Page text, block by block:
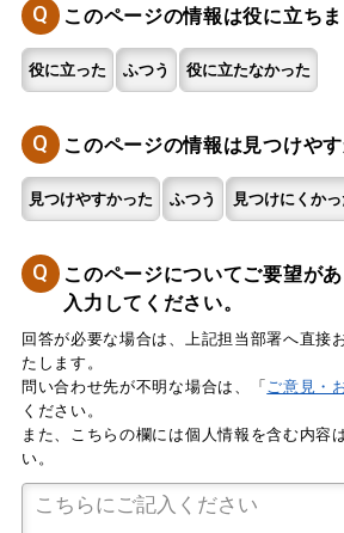
Q このページの情報は役に立ち
役に立った ふつう 役に立たなかった
Q このページの情報は見つけや
見つけやすかった ふつう 見つけにくかっ
Q
このページについてご要望が
入力してください。
回答が必要な場合は、上記担当部署へ直接
たします。
問い合わせ先が不明な場合は、「 ご意見・
ください。
また、こちらの欄には個人情報を含む内容
い。